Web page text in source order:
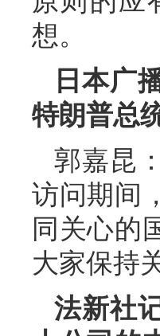
想。
日本广
特朗普总
郭嘉昆
访问期间
同关心的
大家保持
法新社